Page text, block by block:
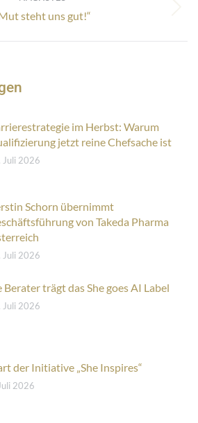
Nächster
steht uns gut!“
im Herbst: Warum
jetzt reine Chefsache ist
Juli 2026
Schorn übernimmt
von Takeda Pharma
Juli 2026
Berater trägt das She goes AI Label
Juli 2026
der Initiative „She Inspires“
2026